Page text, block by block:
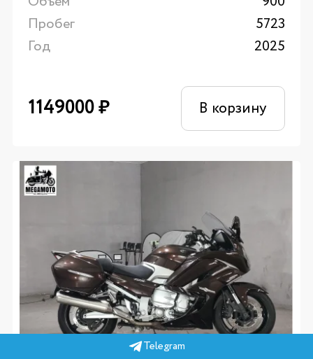
Пробег
5723
Год
2025
1149000₽ В корзину
Telegram